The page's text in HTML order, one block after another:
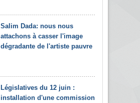
Salim Dada: nous nous
attachons à casser l'image
dégradante de l'artiste pauvre
Législatives du 12 juin :
installation d'une commission